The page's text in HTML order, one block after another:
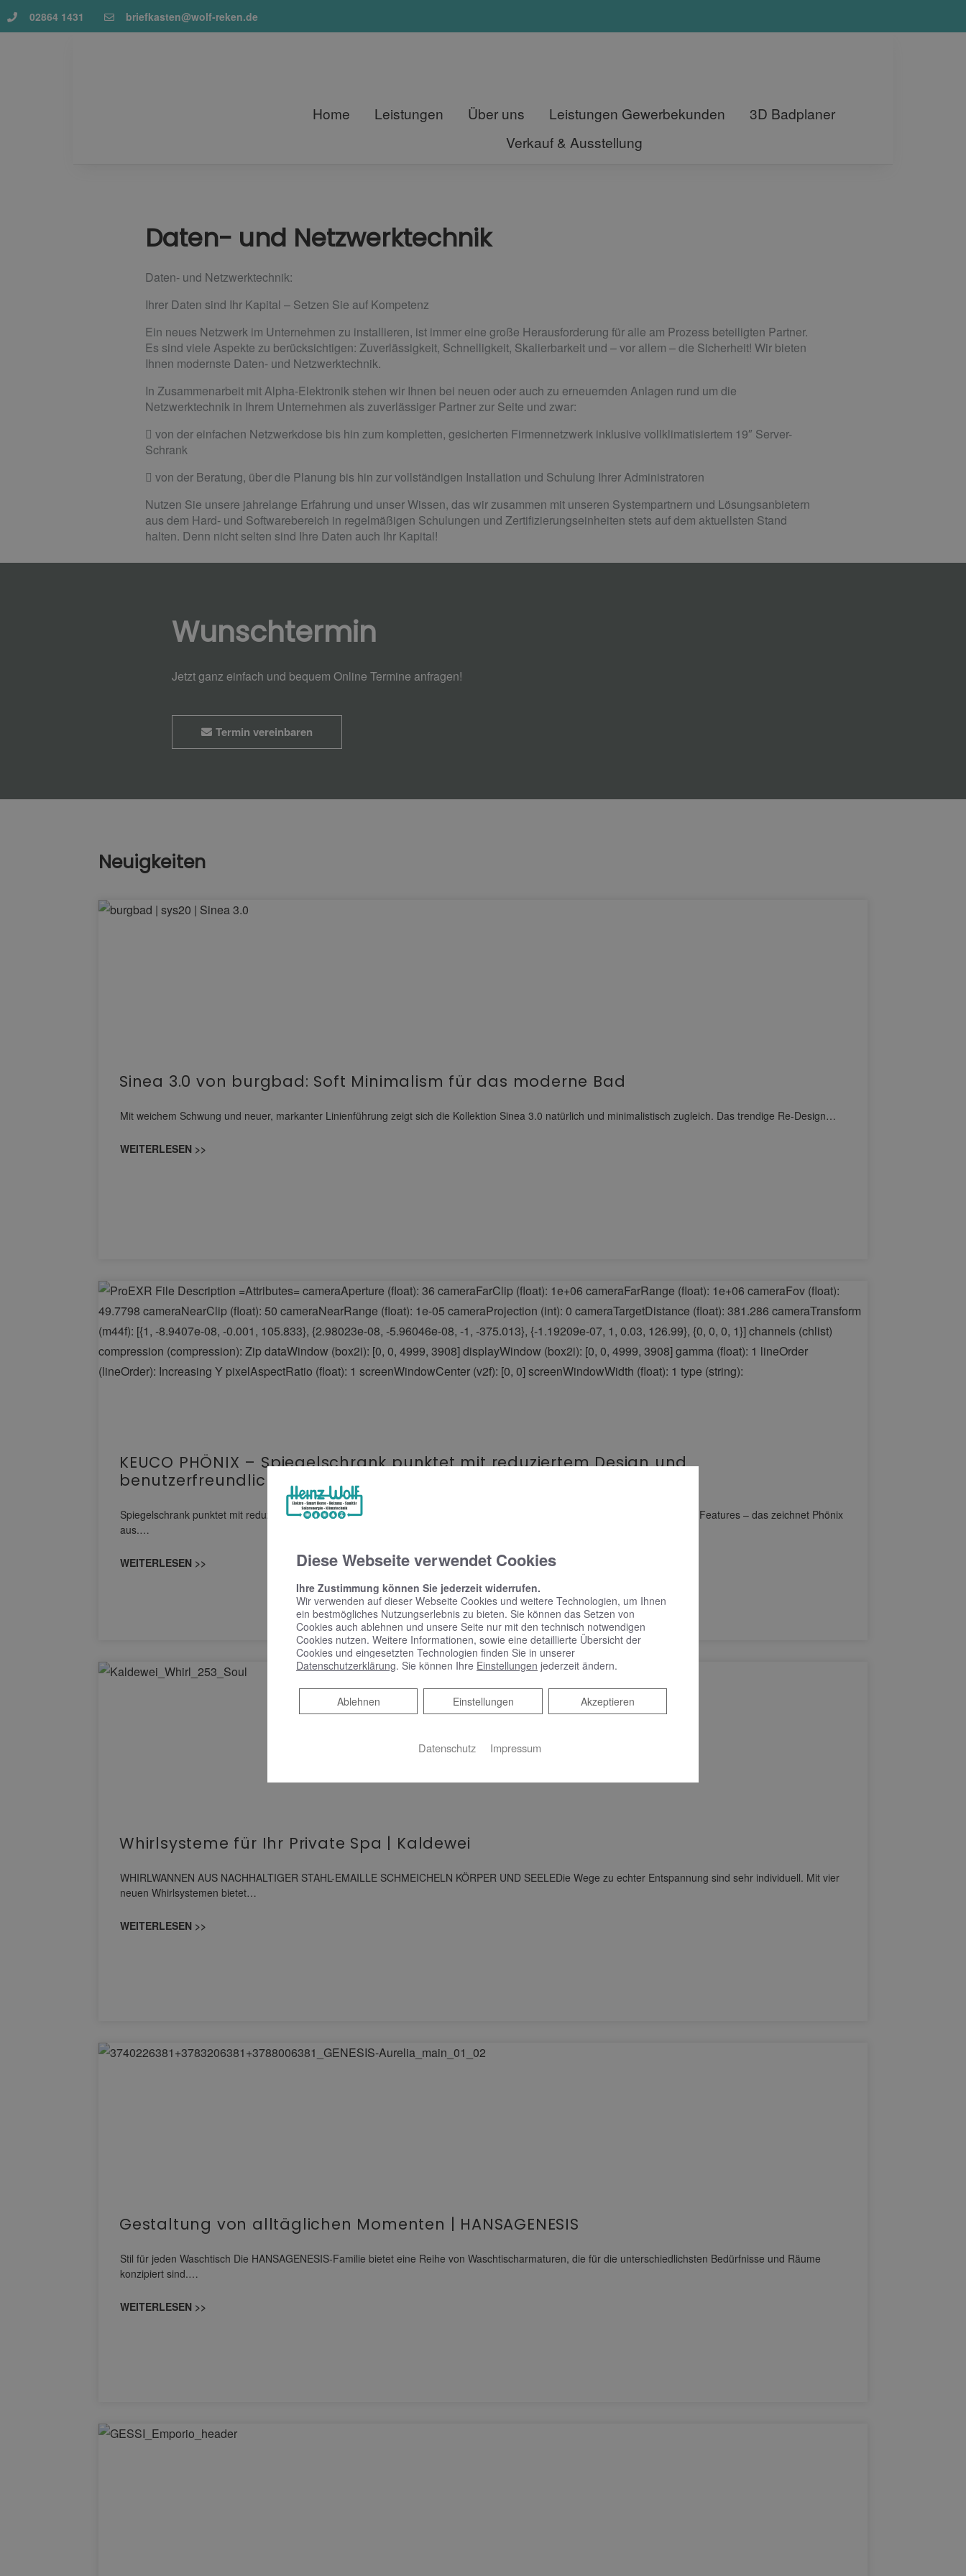
02864 1431 briefkasten@wolf-reken.de
Home Leistungen Über uns Leistungen Gewerbekunden
3D Badplaner
Verkauf & Ausstellung
Daten- und Netzwerktechnik
Daten- und Netzwerktechnik:
Ihrer Daten sind Ihr Kapital – Setzen Sie auf Kompetenz
Ein neues Netzwerk im Unternehmen zu installieren, ist immer eine große Herausforderung für alle am Prozess beteiligten Partner.
Es sind viele Aspekte zu berücksichtigen: Zuverlässigkeit, Schnelligkeit, Skalierbarkeit und – vor allem – die Sicherheit! Wir bieten
Ihnen modernste Daten- und Netzwerktechnik.
In Zusammenarbeit mit Alpha-Elektronik stehen wir Ihnen bei neuen oder auch zu erneuernden Anlagen rund um die
Netzwerktechnik in Ihrem Unternehmen als zuverlässiger Partner zur Seite und zwar:
 von der einfachen Netzwerkdose bis hin zum kompletten, gesicherten Firmennetzwerk inklusive vollklimatisiertem 19″ Server-
Schrank
 von der Beratung, über die Planung bis hin zur vollständigen Installation und Schulung Ihrer Administratoren
Nutzen Sie unsere jahrelange Erfahrung und unser Wissen, das wir zusammen mit unseren Systempartnern und Lösungsanbietern
aus dem Hard- und Softwarebereich in regelmäßigen Schulungen und Zertifizierungseinheiten stets auf dem aktuellsten Stand
halten. Denn nicht selten sind Ihre Daten auch Ihr Kapital!
Wunschtermin
Jetzt ganz einfach und bequem Online Termine anfragen!
Termin vereinbaren
Neuigkeiten
Sinea 3.0 von burgbad: Soft Minimalism für das moderne Bad
Mit weichem Schwung und neuer, markanter Linienführung zeigt sich die Kollektion Sinea 3.0 natürlich und minimalistisch zugleich. Das trendige Re-Design…
WEITERLESEN >>
KEUCO PHÖNIX – Spiegelschrank punktet mit reduziertem Design und
benutzerfreundlicher Bedienung
Spiegelschrank punktet mit reduziertem Design und benutzerfreundlicher Bedienung Schlicht, schön und mit vielen praktischen Features – das zeichnet Phönix
aus.…
WEITERLESEN >>
Whirlsysteme für Ihr Private Spa | Kaldewei
WHIRLWANNEN AUS NACHHALTIGER STAHL-EMAILLE SCHMEICHELN KÖRPER UND SEELEDie Wege zu echter Entspannung sind sehr individuell. Mit vier
neuen Whirlsystemen bietet…
WEITERLESEN >>
Gestaltung von alltäglichen Momenten | HANSAGENESIS
Stil für jeden Waschtisch Die HANSAGENESIS-Familie bietet eine Reihe von Waschtischarmaturen, die für die unterschiedlichsten Bedürfnisse und Räume
konzipiert sind.…
WEITERLESEN >>
Diese Webseite verwendet Cookies
Ihre Zustimmung können Sie jederzeit widerrufen.
Wir verwenden auf dieser Webseite Cookies und weitere Technologien, um Ihnen
ein bestmögliches Nutzungserlebnis zu bieten. Sie können das Setzen von
Cookies auch ablehnen und unsere Seite nur mit den technisch notwendigen
Cookies nutzen. Weitere Informationen, sowie eine detaillierte Übersicht der
Cookies und eingesetzten Technologien finden Sie in unserer
Datenschutzerklärung. Sie können Ihre Einstellungen jederzeit ändern.
Akzeptieren
Einstellungen
Ablehnen
Ablehnen
Datenschutz Impressum